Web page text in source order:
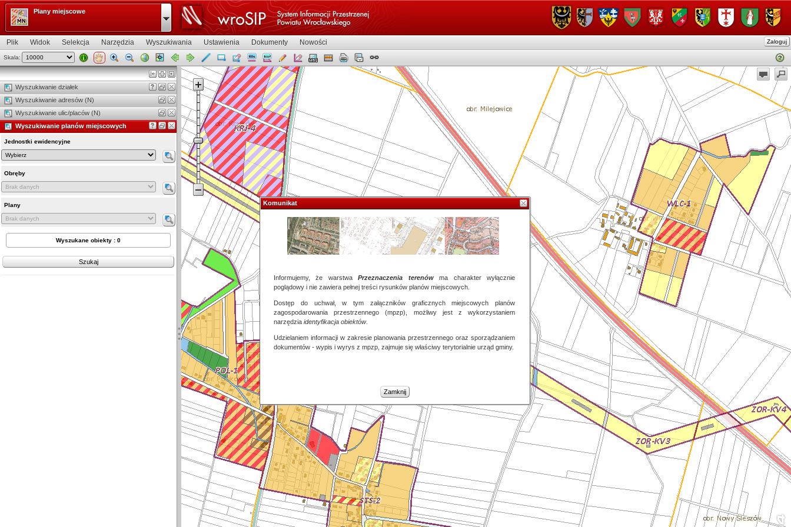
Plik Widok Selekcja Narzędzia Wyszukiwania Ustawienia Dokumenty Nowości
Skala:
Wyszukiwanie działek
Wyszukiwanie adresów (N)
Wyszukiwanie ulic/placów (N)
Jednostki ewidencyjne
Obręby
Plany
Wyszukane obiekty : 0
Szukaj
Wyszukiwanie planów miejscowych
Widok mapy
Plany miejscowe
Zaloguj
Komunikat
Zamknij